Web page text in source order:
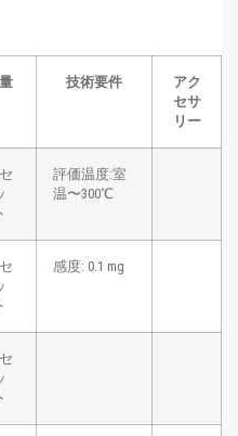
量 技術要件
アク
セサ
リー
評価温度:室
温〜300℃
感度: 0.1 mg